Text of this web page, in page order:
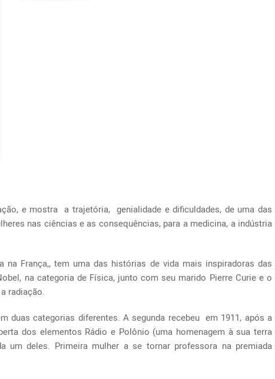
e mostra a trajetória, genialidade e dificuldades, de uma das
nas ciências e as consequências, para a medicina, a indústria
na França,, tem uma das histórias de vida mais inspiradoras das
na categoria de Física, junto com seu marido Pierre Curie e o
radiação.
duas categorias diferentes. A segunda recebeu em 1911, após a
dos elementos Rádio e Polônio (uma homenagem à sua terra
deles. Primeira mulher a se tornar professora na premiada